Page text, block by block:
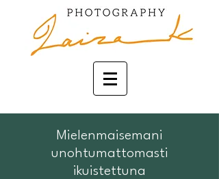
Mielenmaisemani
unohtumattomasti
ikuistettuna